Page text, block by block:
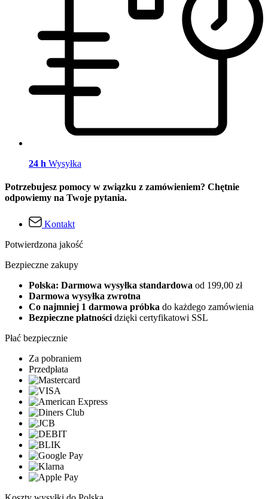
24 h Wysyłka
Potrzebujesz pomocy w związku z zamówieniem? Chętnie
odpowiemy na Twoje pytania.
Kontakt
Potwierdzona jakość
Bezpieczne zakupy
Polska: Darmowa wysyłka standardowa od 199,00 zł
Darmowa wysyłka zwrotna
Co najmniej 1 darmowa próbka do każdego zamówienia
Bezpieczne płatności dzięki certyfikatowi SSL
Płać bezpiecznie
Za pobraniem
Przedpłata